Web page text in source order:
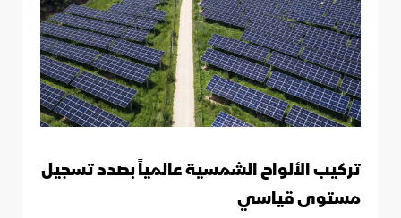
تركيب الألواح الشمسية عالمياً بصدد تسجيل
مستوى قياسي